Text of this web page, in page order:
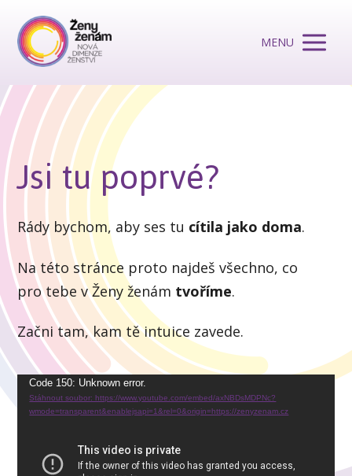
MENU
Jsi tu poprvé?
Rády bychom, aby ses tu cítila jako doma.
Na této stránce proto najdeš všechno, co
pro tebe v Ženy ženám tvoříme.
Začni tam, kam tě intuice zavede.
Video
přehrávač
Code 150: Unknown error.
Stáhnout soubor: https://www.youtube.com/embed/axNBDsMDPNc?
wmode=transparent&enablejsapi=1&rel=0&origin=https://zenyzenam.cz